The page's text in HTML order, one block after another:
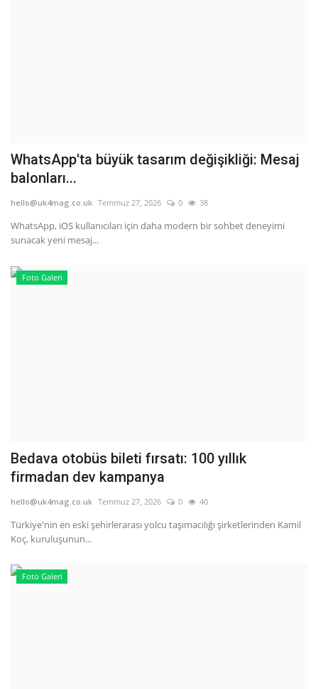
WhatsApp'ta büyük tasarım değişikliği: Mesaj
balonları...
hello@uk4mag.co.uk Temmuz 27, 2026 0 38
WhatsApp, iOS kullanıcıları için daha modern bir sohbet deneyimi
sunacak yeni mesaj...
Foto Galeri
Bedava otobüs bileti fırsatı: 100 yıllık
firmadan dev kampanya
hello@uk4mag.co.uk Temmuz 27, 2026 0 40
Türkiye'nin en eski şehirlerarası yolcu taşımacılığı şirketlerinden Kamil
Koç, kuruluşunun...
Foto Galeri